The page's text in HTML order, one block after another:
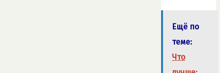
Ещё по
теме:
Что